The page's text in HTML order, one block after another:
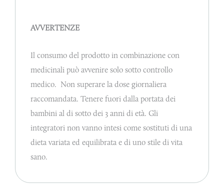
AVVERTENZE
Il consumo del prodotto in combinazione con
medicinali può avvenire solo sotto controllo
medico. Non superare la dose giornaliera
raccomandata. Tenere fuori dalla portata dei
bambini al di sotto dei 3 anni di età. Gli
integratori non vanno intesi come sostituti di una
dieta variata ed equilibrata e di uno stile di vita
sano.